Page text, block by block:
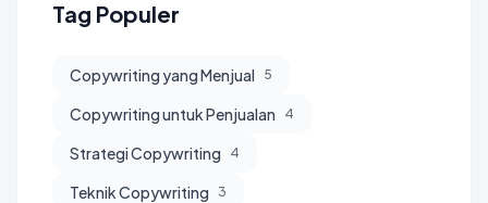
Tag Populer
Copywriting yang Menjual 5
Copywriting untuk Penjualan 4
Strategi Copywriting 4
Teknik Copywriting 3